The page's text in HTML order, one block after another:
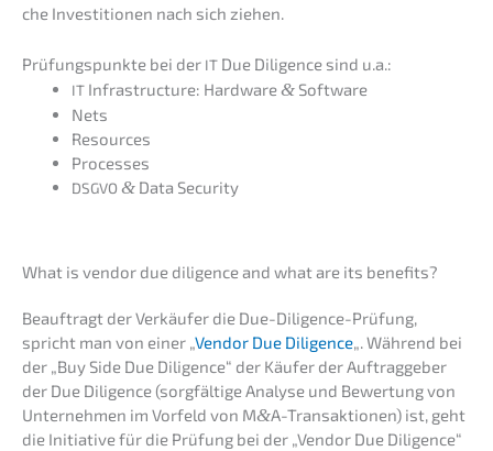
che Inves­ti­tio­nen nach sich ziehen.
Prüfungs­punk­te bei der IT Due Diligence sind u.a.:
IT Infra­struc­tu­re: Hardware& Software
Nets
Resour­ces
Proces­ses
DSGVO & Data Security
What is vendor due diligence and what are its benefits?
Beauf­tragt der Verkäu­fer die Due-Diligence-Prüfung,
spricht man von einer „Vendor Due Diligence„. Während bei
der „Buy Side Due Diligence“ der Käufer der Auftrag­ge­ber
der Due Diligence (sorgfäl­ti­ge Analy­se und Bewer­tung von
Unter­neh­men im Vorfeld von M&A-Transaktionen) ist, geht
die Initia­ti­ve für die Prüfung bei der „Vendor Due Diligence“